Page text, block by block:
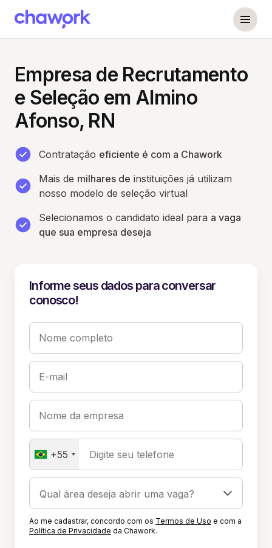
Empresa de Recrutamento
e Seleção em Almino
Afonso, RN
Contratação eficiente é com a Chawork
Mais de milhares de instituições já utilizam
nosso modelo de seleção virtual
Selecionamos o candidato ideal para a vaga
que sua empresa deseja
Informe seus dados para conversar
conosco!
Nome completo
E-mail
Nome da empresa
+55 Digite seu telefone
Ao me cadastrar, concordo com os Termos de Uso e com a
Política de Privacidade da Chawork.